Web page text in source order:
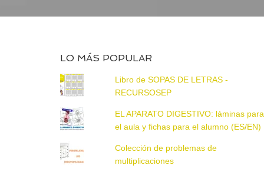
LO MÁS POPULAR
Libro de SOPAS DE LETRAS -
RECURSOSEP
EL APARATO DIGESTIVO: láminas para
el aula y fichas para el alumno (ES/EN)
Colección de problemas de
multiplicaciones